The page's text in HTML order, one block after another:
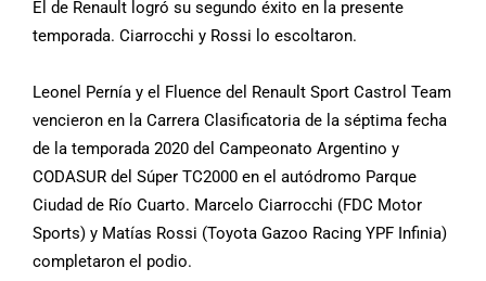
El de Renault logró su segundo éxito en la presente
temporada. Ciarrocchi y Rossi lo escoltaron.
Leonel Pernía y el Fluence del Renault Sport Castrol Team
vencieron en la Carrera Clasificatoria de la séptima fecha
de la temporada 2020 del Campeonato Argentino y
CODASUR del Súper TC2000 en el autódromo Parque
Ciudad de Río Cuarto. Marcelo Ciarrocchi (FDC Motor
Sports) y Matías Rossi (Toyota Gazoo Racing YPF Infinia)
completaron el podio.